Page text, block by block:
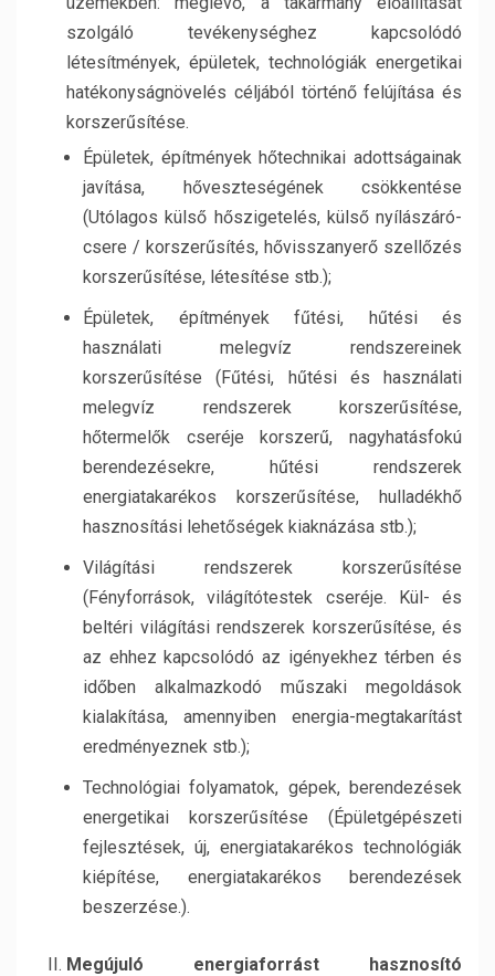
szolgáló tevékenységhez kapcsolódó
létesítmények, épületek, technológiák energetikai
hatékonyságnövelés céljából történő felújítása és
korszerűsítése.
Épületek, építmények hőtechnikai adottságainak
javítása, hőveszteségének csökkentése
(Utólagos külső hőszigetelés, külső nyílászáró-
csere / korszerűsítés, hővisszanyerő szellőzés
korszerűsítése, létesítése stb.);
Épületek, építmények fűtési, hűtési és
használati melegvíz rendszereinek
korszerűsítése (Fűtési, hűtési és használati
melegvíz rendszerek korszerűsítése,
hőtermelők cseréje korszerű, nagyhatásfokú
berendezésekre, hűtési rendszerek
energiatakarékos korszerűsítése, hulladékhő
hasznosítási lehetőségek kiaknázása stb.);
Világítási rendszerek korszerűsítése
(Fényforrások, világítótestek cseréje. Kül- és
beltéri világítási rendszerek korszerűsítése, és
az ehhez kapcsolódó az igényekhez térben és
időben alkalmazkodó műszaki megoldások
kialakítása, amennyiben energia-megtakarítást
eredményeznek stb.);
Technológiai folyamatok, gépek, berendezések
energetikai korszerűsítése (Épületgépészeti
fejlesztések, új, energiatakarékos technológiák
kiépítése, energiatakarékos berendezések
beszerzése.).
Megújuló energiaforrást hasznosító